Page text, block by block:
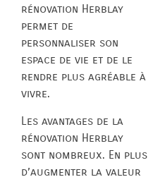
rénovation Herblay
permet de
personnaliser son
espace de vie et de le
rendre plus agréable à
vivre.
Les avantages de la
rénovation Herblay
sont nombreux. En plus
d’augmenter la valeur